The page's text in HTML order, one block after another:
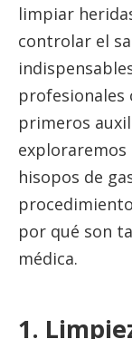
limpiar
controlar el
profesionales
primeros
exploraremos
hisopos de
por qué son
médica.
1.